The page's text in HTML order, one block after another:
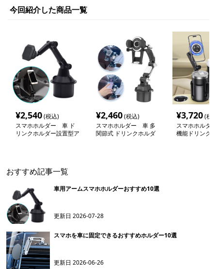
今回紹介した商品一覧
¥2,540(税込)
スマホホルダー 車 ド
リンクホルダー設置型ア
¥2,460(税込)
スマホホルダー 車 多
関節式 ドリンクホルダ
¥3,720(税
スマホホルダ
機能ドリンク
おすすめ記事一覧
車用アームスマホホルダーおすすめ10選
更新日2026-07-28
スマホを車に固定できるおすすめホルダー10選
更新日2026-06-26